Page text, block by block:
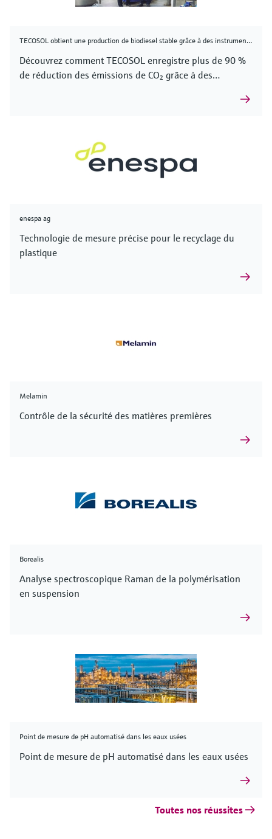
TECOSOL obtient une production de biodiesel stable grâce à des instruments robustes
Découvrez comment TECOSOL enregistre plus de 90 %
de réduction des émissions de CO₂ grâce à des
enespa ag
Technologie de mesure précise pour le recyclage du
plastique
Melamin
Contrôle de la sécurité des matières premières
Borealis
Analyse spectroscopique Raman de la polymérisation
en suspension
Point de mesure de pH automatisé dans les eaux usées
Point de mesure de pH automatisé dans les eaux usées
Toutes nos réussites